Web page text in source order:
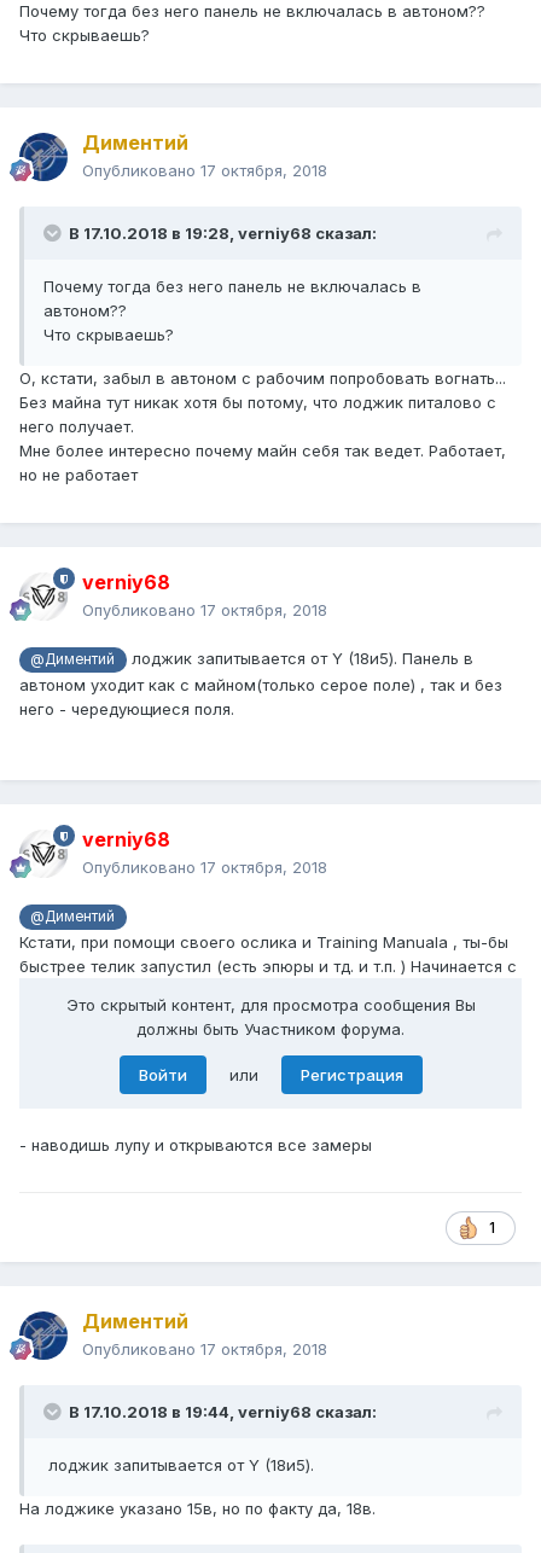
Почему тогда без него панель не включалась в автоном??
Что скрываешь?
Диментий
Опубликовано 17 октября, 2018
В 17.10.2018 в 19:28, verniy68 сказал:
Почему тогда без него панель не включалась в
автоном??
Что скрываешь?
О, кстати, забыл в автоном с рабочим попробовать вогнать...
Без майна тут никак хотя бы потому, что лоджик питалово с
него получает.
Мне более интересно почему майн себя так ведет. Работает,
но не работает
verniy68
Опубликовано 17 октября, 2018
@Диментий
лоджик запитывается от Y (18и5). Панель в
автоном уходит как с майном(только серое поле) , так и без
него - чередующиеся поля.
verniy68
Опубликовано 17 октября, 2018
@Диментий
Кстати, при помощи своего ослика и Training Manuala , ты-бы
быстрее телик запустил (есть эпюры и тд. и т.п. ) Начинается с
Это скрытый контент, для просмотра сообщения Вы
должны быть Участником форума.
Войти или Регистрация
- наводишь лупу и открываются все замеры
1
Диментий
Опубликовано 17 октября, 2018
В 17.10.2018 в 19:44, verniy68 сказал:
лоджик запитывается от Y (18и5).
На лоджике указано 15в, но по факту да, 18в.